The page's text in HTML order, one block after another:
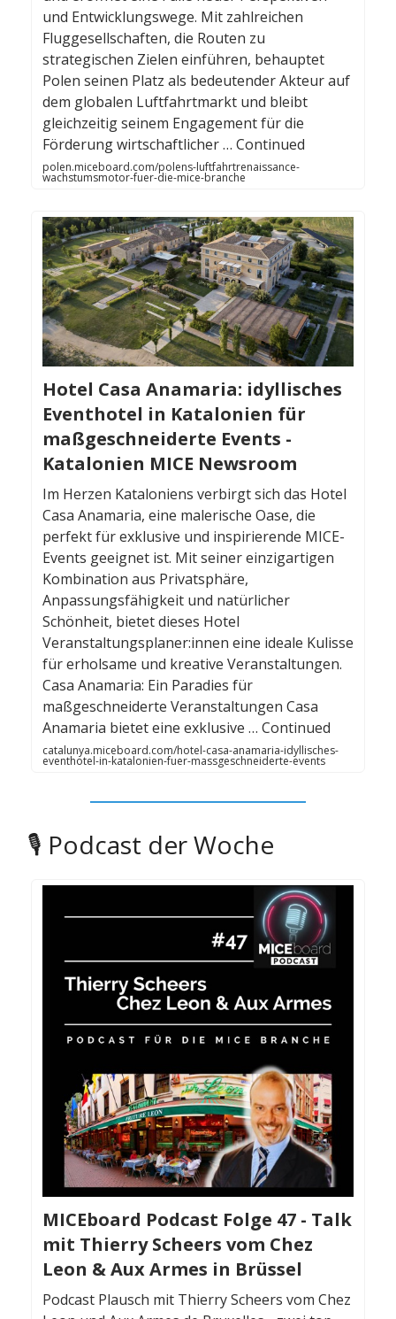
und Entwicklungswege. Mit zahlreichen
Fluggesellschaften, die Routen zu
strategischen Zielen einführen, behauptet
Polen seinen Platz als bedeutender Akteur auf
dem globalen Luftfahrtmarkt und bleibt
gleichzeitig seinem Engagement für die
Förderung wirtschaftlicher … Continued
polen.miceboard.com/polens-luftfahrtrenaissance-
wachstumsmotor-fuer-die-mice-branche
Hotel Casa Anamaria: idyllisches
Eventhotel in Katalonien für
maßgeschneiderte Events -
Katalonien MICE Newsroom
Im Herzen Kataloniens verbirgt sich das Hotel
Casa Anamaria, eine malerische Oase, die
perfekt für exklusive und inspirierende MICE-
Events geeignet ist. Mit seiner einzigartigen
Kombination aus Privatsphäre,
Anpassungsfähigkeit und natürlicher
Schönheit, bietet dieses Hotel
Veranstaltungsplaner:innen eine ideale Kulisse
für erholsame und kreative Veranstaltungen.
Casa Anamaria: Ein Paradies für
maßgeschneiderte Veranstaltungen Casa
Anamaria bietet eine exklusive … Continued
catalunya.miceboard.com/hotel-casa-anamaria-idyllisches-
eventhotel-in-katalonien-fuer-massgeschneiderte-events
🎙️ Podcast der Woche
MICEboard Podcast Folge 47 - Talk
mit Thierry Scheers vom Chez
Leon & Aux Armes in Brüssel
Podcast Plausch mit Thierry Scheers vom Chez